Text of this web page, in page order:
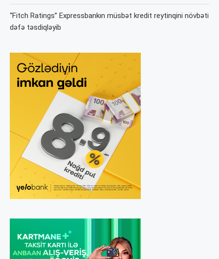
“Fitch Ratings” Expressbankın müsbət kredit reytinqini növbəti
dəfə təsdiqləyib